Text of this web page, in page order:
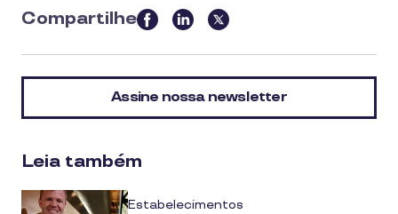
Compartilhe
this
article
on
Assine nossa newsletter
Leia também
Estabelecimentos